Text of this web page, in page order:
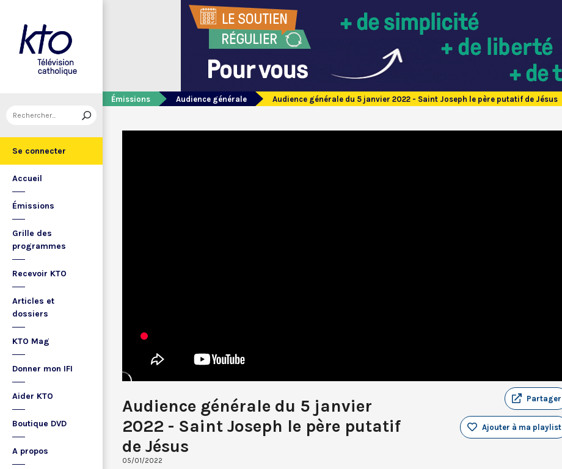
Se connecter
Accueil
Émissions
Grille des
programmes
Recevoir KTO
Articles et
dossiers
KTO Mag
Donner mon IFI
Aider KTO
Boutique DVD
A propos
Émissions Audience générale Audience générale du 5 janvier 2022 - Saint Joseph le père putatif de Jésus
Audience générale du 5 janvier
2022 - Saint Joseph le père putatif
de Jésus
05/01/2022
Partager
Ajouter à ma playlist